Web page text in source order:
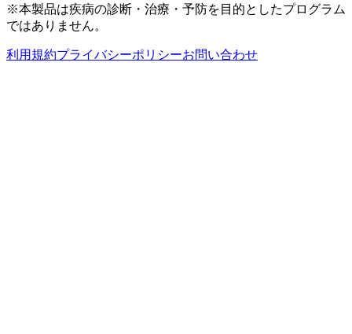
※本製品は疾病の診断・治療・予防を目的としたプログラム
ではありません。
利用規約プライバシーポリシーお問い合わせ